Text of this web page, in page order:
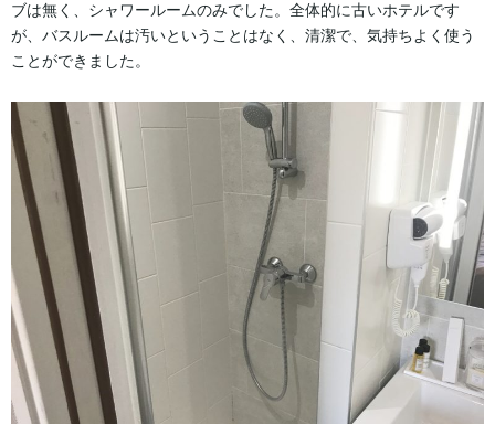
ブは無く、シャワールームのみでした。全体的に古いホテルです
が、バスルームは汚いということはなく、清潔で、気持ちよく使う
ことができました。